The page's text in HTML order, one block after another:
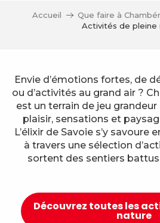
Accueil
Que faire à
Activités de pleine
Envie d’émotions fortes, de
ou d’activités au grand air ?
est un terrain de jeu grandeur
plaisir, sensations et
L’élixir de Savoie s’y savoure
à travers une sélection
sortent des sentiers
Découvrez toutes les
nature